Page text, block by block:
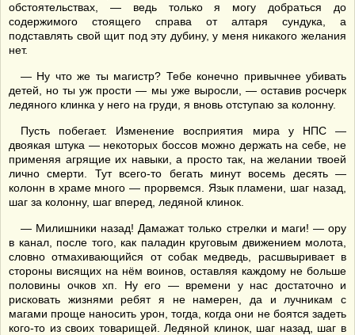
обстоятельствах, — ведь только я могу добраться до
содержимого стоящего справа от алтаря сундука, а
подставлять свой щит под эту дубину, у меня никакого желания
нет.
— Ну что же ты магистр? Тебе конечно привычнее убивать
детей, но ты уж прости — мы уже выросли, — оставив росчерк
ледяного клинка у него на груди, я вновь отступаю за колонну.
Пусть побегает. Изменение восприятия мира у НПС —
двоякая штука — некоторых боссов можно держать на себе, не
применяя агрящие их навыки, а просто так, на желании твоей
лично смерти. Тут всего-то бегать минут восемь десять —
колонн в храме много — прорвемся. Язык пламени, шаг назад,
шаг за колонну, шаг вперед, ледяной клинок.
— Милишники назад! Дамажат только стрелки и маги! — ору
в канал, после того, как паладин круговым движением молота,
словно отмахивающийся от собак медведь, расшвыривает в
стороны висящих на нём воинов, оставляя каждому не больше
половины очков хп. Ну его — времени у нас достаточно и
рисковать жизнями ребят я не намерен, да и лучникам с
магами проще наносить урон, тогда, когда они не боятся задеть
кого-то из своих товарищей. Ледяной клинок, шаг назад, шаг в